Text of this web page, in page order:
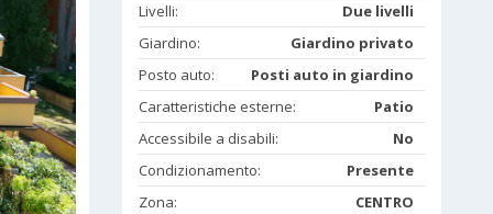
Livelli:
Due livelli
Giardino:
Giardino privato
Posto auto:
Posti auto in giardino
Caratteristiche esterne:
Patio
Accessibile a disabili:
No
Condizionamento:
Presente
Zona:
CENTRO